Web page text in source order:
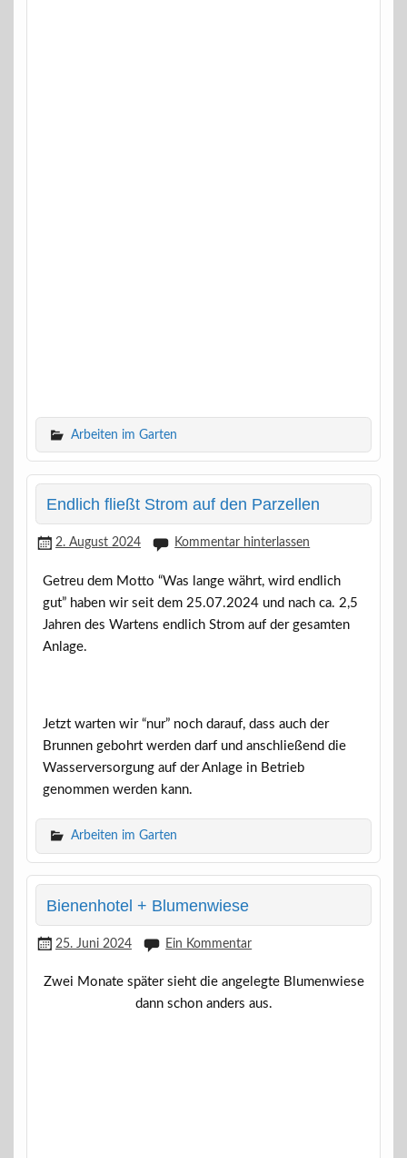
Arbeiten im Garten
Endlich fließt Strom auf den Parzellen
2. August 2024 Kommentar hinterlassen
Getreu dem Motto “Was lange währt, wird endlich
gut” haben wir seit dem 25.07.2024 und nach ca. 2,5
Jahren des Wartens endlich Strom auf der gesamten
Anlage.
Jetzt warten wir “nur” noch darauf, dass auch der
Brunnen gebohrt werden darf und anschließend die
Wasserversorgung auf der Anlage in Betrieb
genommen werden kann.
Arbeiten im Garten
Bienenhotel + Blumenwiese
25. Juni 2024 Ein Kommentar
Zwei Monate später sieht die angelegte Blumenwiese
dann schon anders aus.